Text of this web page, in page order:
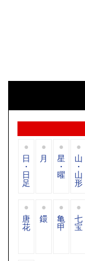
日
・
日
足
月 星
・
曜
山
・
山
形
唐
花
鐶 亀
甲
七
宝